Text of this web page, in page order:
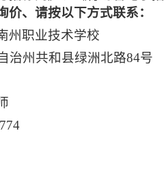
价、请按以下方式联系：
州职业技术学校
州共和县绿洲北路84号